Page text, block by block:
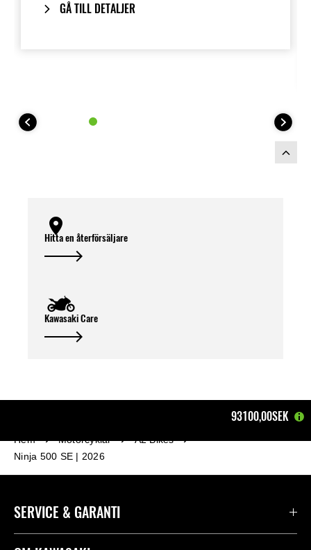
GÅ TILL DETALJER
Hitta en återförsäljare
Kawasaki Care
93100,00SEK
Hem Motorcyklar
A2 Bikes
Ninja 500 SE | 2026
SERVICE & GARANTI